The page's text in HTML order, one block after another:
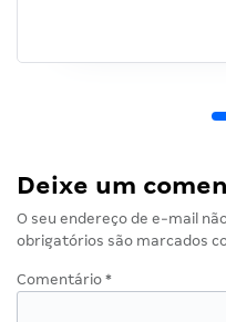
Deixe um
O seu endereço de e-mail
obrigatórios são marcados
Comentário *